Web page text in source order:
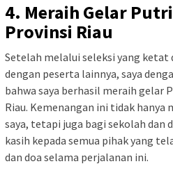
4. Meraih Gelar
Provinsi Riau
Setelah melalui seleksi yang ketat
dengan peserta lainnya, saya
bahwa saya berhasil meraih gelar
Riau. Kemenangan ini tidak hanya
saya, tetapi juga bagi sekolah dan
kasih kepada semua pihak yang
dan doa selama perjalanan ini.